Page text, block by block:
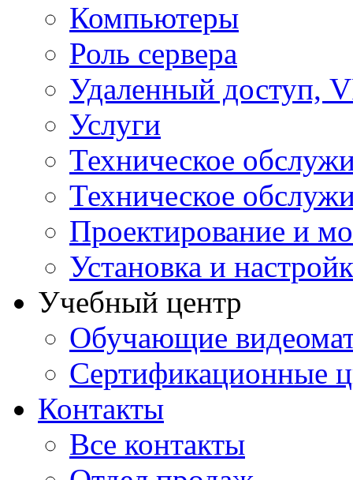
Компьютеры
Роль сервера
Удаленный доступ,
Услуги
Техническое
Техническое
Проектирование и
Установка и
Учебный центр
Обучающие
Сертификационные
Контакты
Все контакты